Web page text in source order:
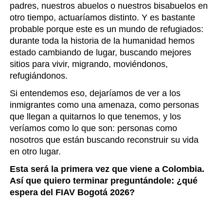
padres, nuestros abuelos o nuestros bisabuelos en
otro tiempo, actuaríamos distinto. Y es bastante
probable porque este es un mundo de refugiados:
durante toda la historia de la humanidad hemos
estado cambiando de lugar, buscando mejores
sitios para vivir, migrando, moviéndonos,
refugiándonos.
Si entendemos eso, dejaríamos de ver a los
inmigrantes como una amenaza, como personas
que llegan a quitarnos lo que tenemos, y los
veríamos como lo que son: personas como
nosotros que están buscando reconstruir su vida
en otro lugar.
Esta será la primera vez que viene a Colombia.
Así que quiero terminar preguntándole: ¿qué
espera del FIAV Bogotá 2026?